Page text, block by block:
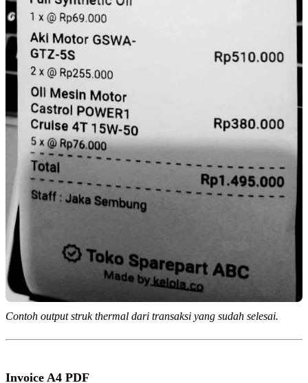
Contoh output struk thermal dari transaksi yang sudah selesai.
Invoice A4 PDF